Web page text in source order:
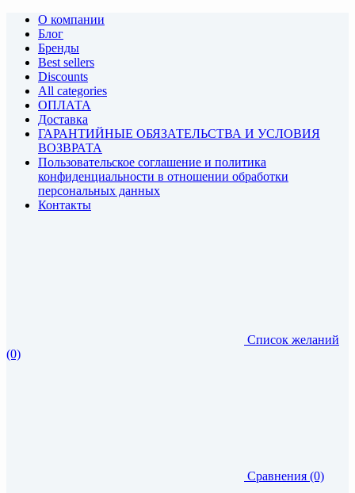
О компании
Блог
Бренды
Best sellers
Discounts
All categories
ОПЛАТА
Доставка
ГАРАНТИЙНЫЕ ОБЯЗАТЕЛЬСТВА И УСЛОВИЯ
ВОЗВРАТА
Пользовательское соглашение и политика
конфиденциальности в отношении обработки
персональных данных
Контакты
Список желаний
(0)
Сравнения (0)